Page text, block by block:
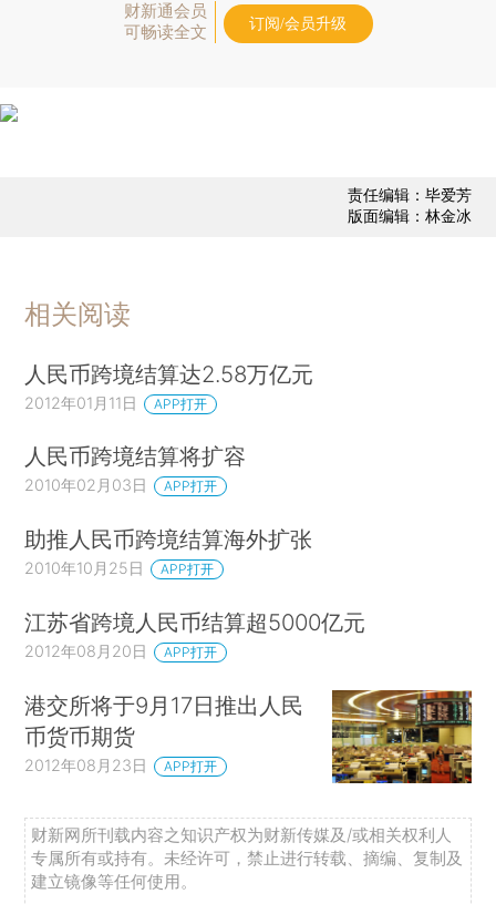
财新通会员
可畅读全文
订阅/会员升级
责任编辑：毕爱芳
版面编辑：林金冰
相关阅读
人民币跨境结算达2.58万亿元
2012年01月11日 APP打开
人民币跨境结算将扩容
2010年02月03日 APP打开
助推人民币跨境结算海外扩张
2010年10月25日 APP打开
江苏省跨境人民币结算超5000亿元
2012年08月20日 APP打开
港交所将于9月17日推出人民
币货币期货
2012年08月23日 APP打开
财新网所刊载内容之知识产权为财新传媒及/或相关权利人
专属所有或持有。未经许可，禁止进行转载、摘编、复制及
建立镜像等任何使用。